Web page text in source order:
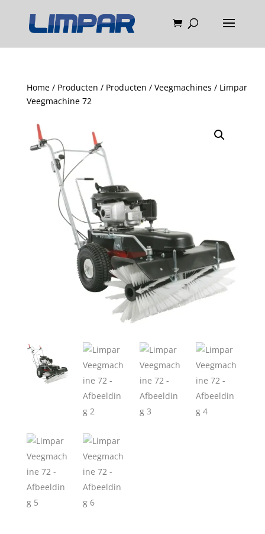
Home/ Producten / Producten / Veegmachines / Limpar
Veegmachine 72